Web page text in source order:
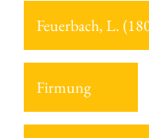
Feuerbach, L.
Firmung